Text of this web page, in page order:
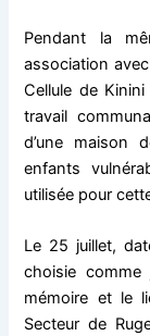
Pendant la
association
Cellule de
travail
d’une maison
enfants
utilisée pour
Le 25 juillet,
choisie
mémoire et le
Secteur de